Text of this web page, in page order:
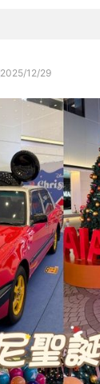
2025/12/29